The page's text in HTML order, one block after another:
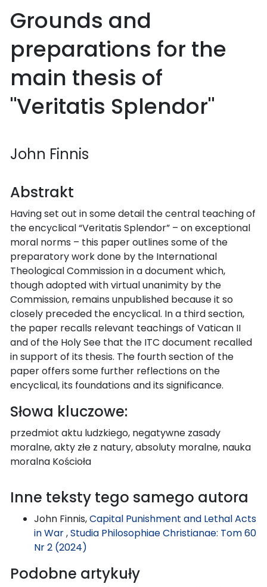
Grounds and
preparations for the
main thesis of
"Veritatis Splendor"
John Finnis
Abstrakt
Having set out in some detail the central teaching of
the encyclical “Veritatis Splendor” – on exceptional
moral norms – this paper outlines some of the
preparatory work done by the International
Theological Commission in a document which,
though adopted with virtual unanimity by the
Commission, remains unpublished because it so
closely preceded the encyclical. In a third section,
the paper recalls relevant teachings of Vatican II
and of the Holy See that the ITC document recalled
in support of its thesis. The fourth section of the
paper offers some further reflections on the
encyclical, its foundations and its significance.
Słowa kluczowe:
przedmiot aktu ludzkiego, negatywne zasady
moralne, akty złe z natury, absoluty moralne, nauka
moralna Kościoła
Inne teksty tego samego autora
John Finnis,Capital Punishment and Lethal Acts
in War,Studia Philosophiae Christianae: Tom 60
Nr 2 (2024)
Podobne artykuły